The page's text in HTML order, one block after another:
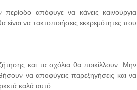
απόφυγε να κάνεις καινούργια
να τακτοποιήσεις εκκρεμότητες που
και τα σχόλια θα ποικίλλουν. Μην
να αποφύγεις παρεξηγήσεις και να
καλά αυτό.